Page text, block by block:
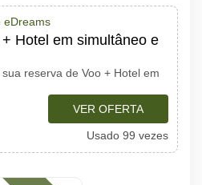
eDreams
Hotel em simultâneo e
reserva de Voo + Hotel em
VER OFERTA
Usado 99 vezes